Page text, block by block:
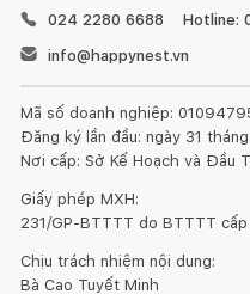
024 2280 6688
Hotline:
info@happynest.vn
Mã số doanh nghiệp:
Đăng ký lần đầu: ngày 31
Nơi cấp: Sở Kế Hoạch và Đầu
Giấy phép MXH:
231/GP-BTTTT do BTTTT
Chịu trách nhiệm nội dung:
Bà Cao Tuyết Minh